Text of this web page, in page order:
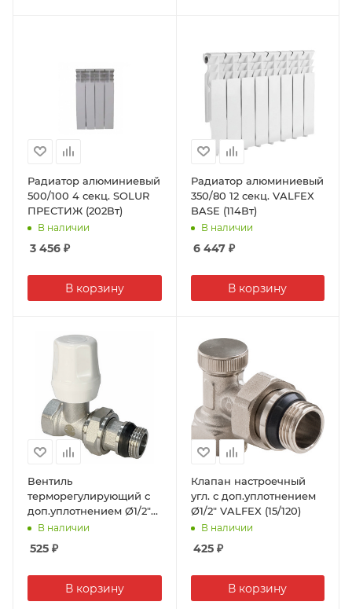
Радиатор алюминиевый
500/100 4 секц. SOLUR
ПРЕСТИЖ (202Вт)
В наличии
3 456 ₽
В корзину
Радиатор алюминиевый
350/80 12 секц. VALFEX
BASE (114Вт)
В наличии
6 447₽
В корзину
Вентиль
терморегулирующий с
доп.уплотнением Ø1/2"
VALFEX (6/60)
В наличии
525 ₽
В корзину
Клапан настроечный
угл. с доп.уплотнением
Ø1/2" VALFEX (15/120)
В наличии
425₽
В корзину